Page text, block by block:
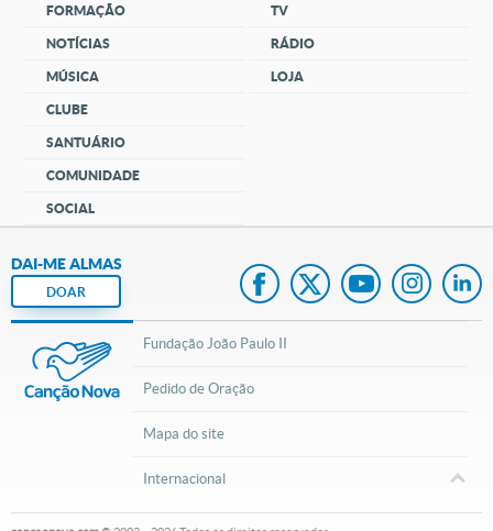
FORMAÇÃO
NOTÍCIAS
MÚSICA
CLUBE
SANTUÁRIO
COMUNIDADE
SOCIAL
TV
RÁDIO
LOJA
DAI-ME ALMAS
DOAR
Fundação João Paulo II
Pedido de Oração
Mapa do site
Internacional